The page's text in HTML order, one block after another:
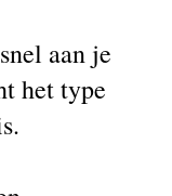
aan je
het type